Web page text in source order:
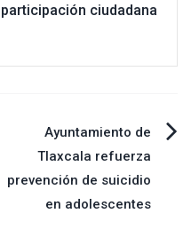
participación ciudadana
Ayuntamiento de
Tlaxcala refuerza
prevención de suicidio
en adolescentes